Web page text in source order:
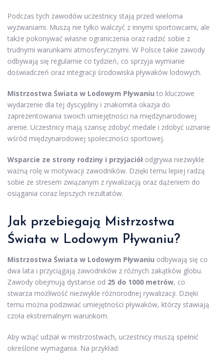
Podczas tych zawodów uczestnicy stają przed wieloma
wyzwaniami. Muszą nie tylko walczyć z innymi sportowcami, ale
także pokonywać własne ograniczenia oraz radzić sobie z
trudnymi warunkami atmosferycznymi. W Polsce takie zawody
odbywają się regularnie co tydzień, co sprzyja wymianie
doświadczeń oraz integracji środowiska pływaków lodowych.
Mistrzostwa Świata w Lodowym Pływaniu to kluczowe
wydarzenie dla tej dyscypliny i znakomita okazja do
zaprezentowania swoich umiejętności na międzynarodowej
arenie. Uczestnicy mają szansę zdobyć medale i zdobyć uznanie
wśród międzynarodowej społeczności sportowej.
Wsparcie ze strony rodziny i przyjaciółodgrywa niezwykle
ważną rolę w motywacji zawodników. Dzięki temu lepiej radzą
sobie ze stresem związanym z rywalizacją oraz dążeniem do
osiągania coraz lepszych rezultatów.
Jak przebiegają Mistrzostwa
Świata w Lodowym Pływaniu?
Mistrzostwa Świata w Lodowym Pływaniu odbywają się co
dwa lata i przyciągają zawodników z różnych zakątków globu.
Zawody obejmują dystanse od 25 do 1000 metrów, co
stwarza możliwość niezwykle różnorodnej rywalizacji. Dzięki
temu można podziwiać umiejętności pływaków, którzy stawiają
czoła ekstremalnym warunkom.
Aby wziąć udział w mistrzostwach, uczestnicy muszą spełnić
określone wymagania. Na przykład: